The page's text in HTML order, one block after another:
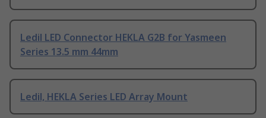
Ledil LED Connector HEKLA G2B for Yasmeen
Series 13.5 mm 44mm
Ledil, HEKLA Series LED Array Mount